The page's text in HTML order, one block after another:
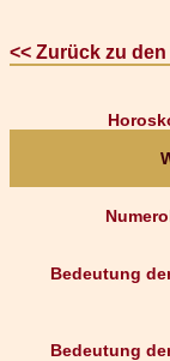
<< Zurück zu
Bedeutung
Bedeutung